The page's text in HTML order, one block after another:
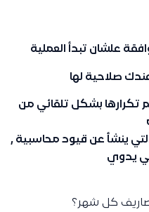
علشان تبدأ العملية
صلاحية لها
تكرارها بشكل تلقائي من
ينشأ عن قيود محاسبية ,
يدوي
كل شهر؟